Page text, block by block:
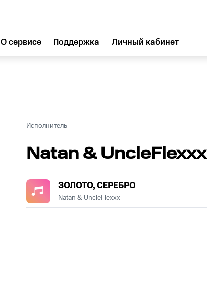
О сервисе Поддержка Личный кабинет
Исполнитель
Natan & UncleFlexxx
ЗОЛОТО, СЕРЕБРО
Natan & UncleFlexxx